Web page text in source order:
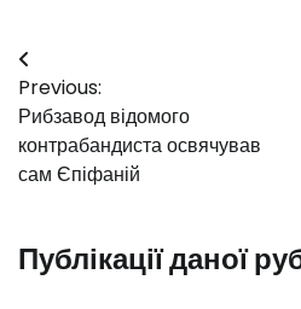
Навігація
записів
Previous:
Рибзавод відомого
контрабандиста освячував
сам Єпіфаній
Публікації даної